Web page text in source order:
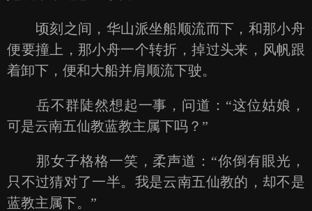
顷刻之间，华山派坐船顺流而下，和那小舟
便要撞上，那小舟一个转折，掉过头来，风帆跟
着卸下，便和大船并肩顺流下驶。
岳不群陡然想起一事，问道：“这位姑娘，
可是云南五仙教蓝教主属下吗？”
那女子格格一笑，柔声道：“你倒有眼光，
只不过猜对了一半。我是云南五仙教的，却不是
蓝教主属下。”